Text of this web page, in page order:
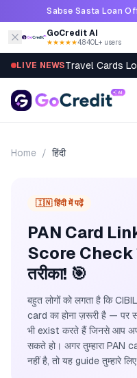
Skip to contentSabse Sasta Loan
GoCredit AI
★★★★★4.8·40L+ users
LIVE NEWSTravel Cards
Home / हिंदी
🇮🇳 हिंदी में पढ़ें
PAN Card Link
Score Check
तरीका! 🎯
बहुत लोगों को लगता है कि
card का होना ज़रूरी है —
भी exist करते हैं जिनसे आप
सकते हो। अगर तुम्हारा
नहीं है, तो यह guide तुम्हारे लिए